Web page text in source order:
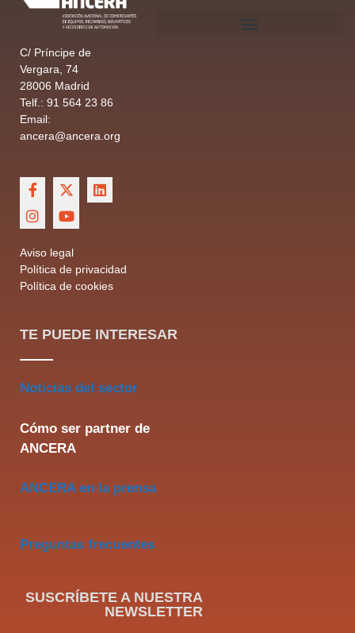
C/ Príncipe de
Vergara, 74
28006 Madrid
Telf.: 91 564 23 86
Email:
ancera@ancera.org
Aviso legal
Política de privacidad
Política de cookies
TE PUEDE INTERESAR
Noticias del sector
Cómo ser partner de
ANCERA
ANCERA en la prensa
Preguntas frecuentes
SUSCRÍBETE A NUESTRA
NEWSLETTER